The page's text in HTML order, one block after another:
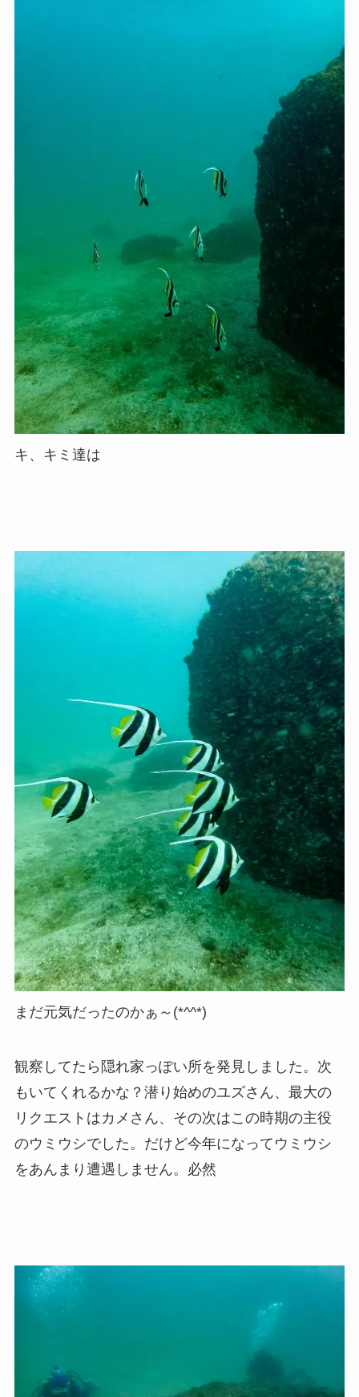
キ、キミ達は
まだ元気だったのかぁ～(*^^*)
観察してたら隠れ家っぽい所を発見しました。次
もいてくれるかな？潜り始めのユズさん、最大の
リクエストはカメさん、その次はこの時期の主役
のウミウシでした。だけど今年になってウミウシ
をあんまり遭遇しません。必然